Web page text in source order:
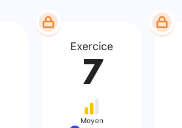
Exercice
7
Moyen